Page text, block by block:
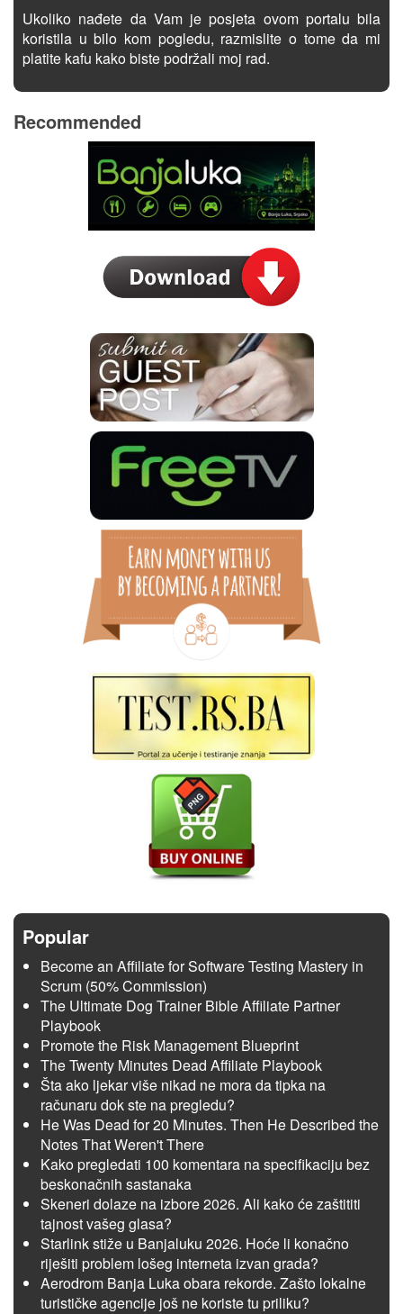
Ukoliko nađete da Vam je posjeta ovom portalu bila
koristila u bilo kom pogledu, razmislite o tome da mi
platite kafu kako biste podržali moj rad.
Recommended
Popular
Become an Affiliate for Software Testing Mastery in
Scrum (50% Commission)
The Ultimate Dog Trainer Bible Affiliate Partner
Playbook
Promote the Risk Management Blueprint
The Twenty Minutes Dead Affiliate Playbook
Šta ako ljekar više nikad ne mora da tipka na
računaru dok ste na pregledu?
He Was Dead for 20 Minutes. Then He Described the
Notes That Weren't There
Kako pregledati 100 komentara na specifikaciju bez
beskonačnih sastanaka
Skeneri dolaze na izbore 2026. Ali kako će zaštititi
tajnost vašeg glasa?
Starlink stiže u Banjaluku 2026. Hoće li konačno
riješiti problem lošeg interneta izvan grada?
Aerodrom Banja Luka obara rekorde. Zašto lokalne
turističke agencije još ne koriste tu priliku?